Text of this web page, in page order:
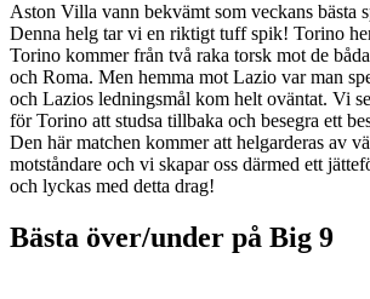
Aston Villa vann bekvämt som veckans bästa
Denna helg tar vi en riktigt tuff spik! Torino
Torino kommer från två raka torsk mot de
och Roma. Men hemma mot Lazio var man
och Lazios ledningsmål kom helt oväntat. Vi
för Torino att studsa tillbaka och besegra ett
Den här matchen kommer att helgarderas av
motståndare och vi skapar oss därmed ett
och lyckas med detta drag!
Bästa över/under på Big 9